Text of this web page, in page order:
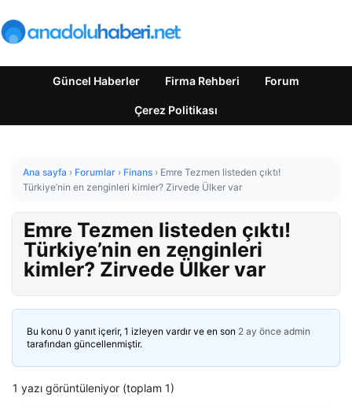
Güncel Haberler Firma Rehberi Forum
Çerez Politikası
Ana sayfa › Forumlar › Finans › Emre Tezmen listeden çıktı!
Türkiye’nin en zenginleri kimler? Zirvede Ülker var
Emre Tezmen listeden çıktı!
Türkiye’nin en zenginleri
kimler? Zirvede Ülker var
Bu konu 0 yanıt içerir, 1 izleyen vardır ve en son 2 ay önce admin
tarafından güncellenmiştir.
1 yazı görüntüleniyor (toplam 1)